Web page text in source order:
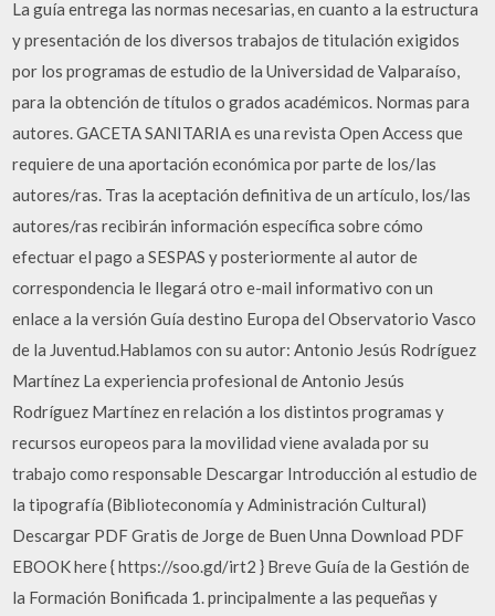
La guía entrega las normas necesarias, en cuanto a la estructura
y presentación de los diversos trabajos de titulación exigidos
por los programas de estudio de la Universidad de Valparaíso,
para la obtención de títulos o grados académicos. Normas para
autores. GACETA SANITARIA es una revista Open Access que
requiere de una aportación económica por parte de los/las
autores/ras. Tras la aceptación definitiva de un artículo, los/las
autores/ras recibirán información específica sobre cómo
efectuar el pago a SESPAS y posteriormente al autor de
correspondencia le llegará otro e-mail informativo con un
enlace a la versión Guía destino Europa del Observatorio Vasco
de la Juventud.Hablamos con su autor: Antonio Jesús Rodríguez
Martínez La experiencia profesional de Antonio Jesús
Rodríguez Martínez en relación a los distintos programas y
recursos europeos para la movilidad viene avalada por su
trabajo como responsable Descargar Introducción al estudio de
la tipografía (Biblioteconomía y Administración Cultural)
Descargar PDF Gratis de Jorge de Buen Unna Download PDF
EBOOK here { https://soo.gd/irt2 } Breve Guía de la Gestión de
la Formación Bonificada 1. principalmente a las pequeñas y